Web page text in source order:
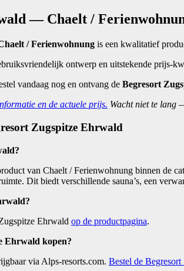
— Chaelt /
/ Ferienwohnung is een kwalitatief
ontwerp en uitstekende prijs-
vandaag nog en ontvang de Begresort
en de actuele prijs. Wacht niet te lang
Zugspitze Ehrwald
van Chaelt / Ferienwohnung binnen de
Dit biedt verschillende sauna’s, een
Ehrwald op de productpagina.
Ehrwald kopen?
via Alps-resorts.com. Bestel de